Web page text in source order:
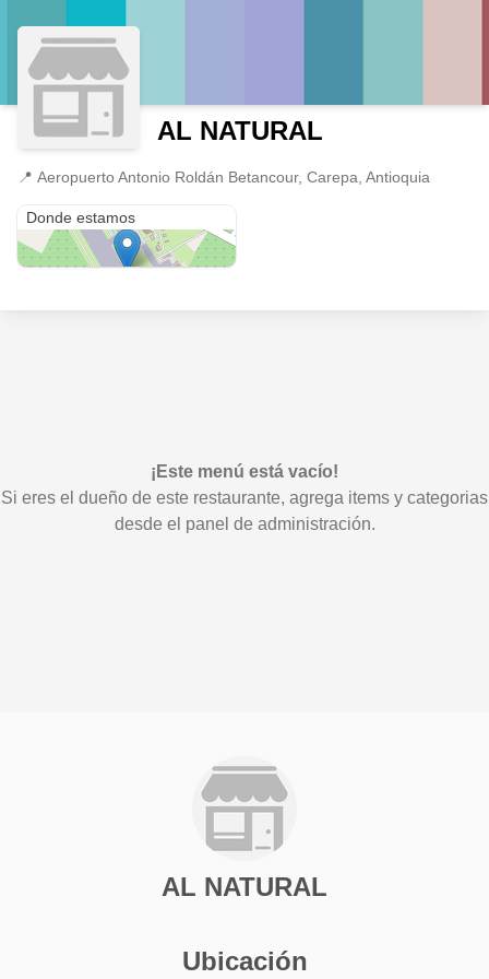
AL NATURAL
📍 Aeropuerto Antonio Roldán Betancour, Carepa, Antioquia
Donde estamos
¡Este menú está vacío!
Si eres el dueño de este restaurante, agrega items y categorias
desde el panel de administración.
AL NATURAL
Ubicación